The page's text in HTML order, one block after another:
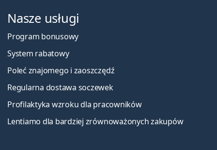
Nasze usługi
Program bonusowy
System rabatowy
Poleć znajomego i zaoszczędź
Regularna dostawa soczewek
Profilaktyka wzroku dla pracowników
Lentiamo dla bardziej zrównoważonych zakupów